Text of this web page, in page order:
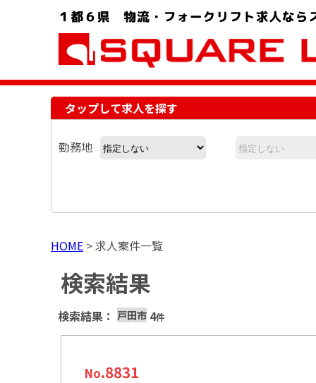
お問い合わせ電話番号：048-757-8232 受付時間 9:00 ～ 18:00
タップして求人を探す
勤務地
HOME >求人案件一覧
検索結果
検索結果： 戸田市 4件
No.8831